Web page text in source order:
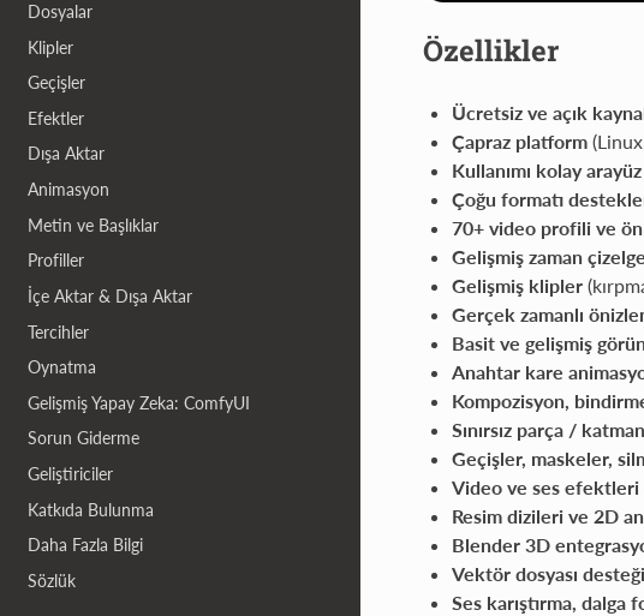
Dosyalar
Klipler
Geçişler
Efektler
Dışa Aktar
Animasyon
Metin ve Başlıklar
Profiller
İçe Aktar & Dışa Aktar
Tercihler
Oynatma
Gelişmiş Yapay Zeka: ComfyUI
Sorun Giderme
Geliştiriciler
Katkıda Bulunma
Daha Fazla Bilgi
Sözlük
Özellikler
Ücretsiz ve açık
Çapraz platform
Kullanımı kolay arayüz
Çoğu formatı
70+ video profili ve ön
Gelişmiş zaman
Gelişmiş klipler
Gerçek zamanlı
Basit ve gelişmiş
Anahtar kare
Kompozisyon,
Sınırsız parça / katman
Geçişler, maskeler,
Video ve ses efektleri
Resim dizileri ve 2D
Blender 3D
Vektör dosyası
Ses karıştırma, dalga